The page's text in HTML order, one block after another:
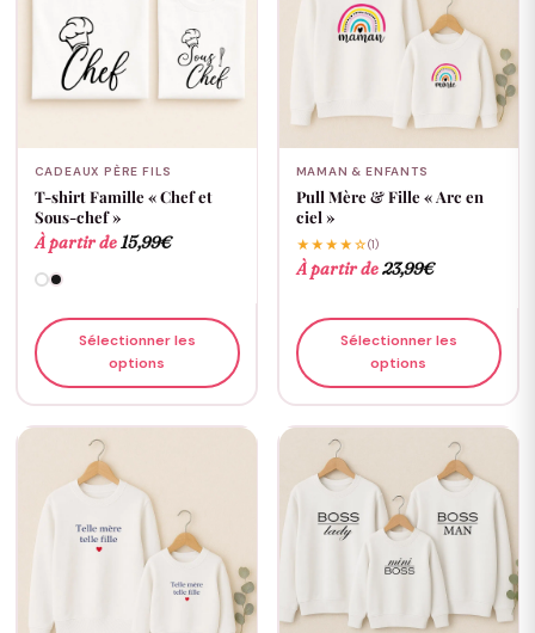
CADEAUX PÈRE FILS
T-shirt Famille « Chef et
Sous-chef »
À partir de 15,99€
Sélectionner les
options
MAMAN & ENFANTS
Pull Mère & Fille « Arc en
ciel »
★★★★☆(1)
À partir de23,99€
Sélectionner les
options